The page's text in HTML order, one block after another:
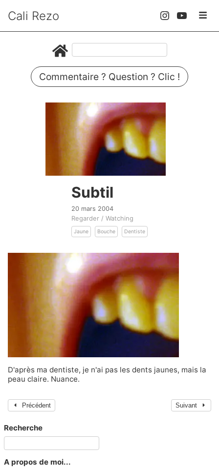
Cali Rezo
Commentaire ? Question ? Clic !
Subtil
20 mars 2004
Regarder / Watching
Jaune Bouche Dentiste
D'après ma dentiste, je n'ai pas les dents jaunes, mais la
peau claire. Nuance.
Précédent Suivant
Recherche
A propos de moi...